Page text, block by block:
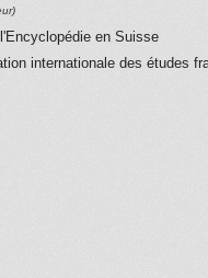
en Suisse
internationale des études